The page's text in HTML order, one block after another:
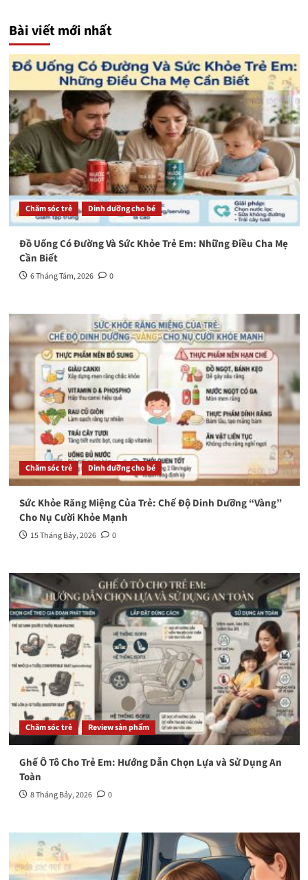
Bài viết mới nhất
Chăm sóc trẻ Dinh dưỡng cho bé
Đồ Uống Có Đường Và Sức Khỏe Trẻ Em: Những Điều Cha Mẹ
Cần Biết
6 Tháng Tám, 2026 0
Chăm sóc trẻ Dinh dưỡng cho bé
Sức Khỏe Răng Miệng Của Trẻ: Chế Độ Dinh Dưỡng “Vàng”
Cho Nụ Cười Khỏe Mạnh
15 Tháng Bảy, 2026 0
Chăm sóc trẻ Review sản phẩm
Ghế Ô Tô Cho Trẻ Em: Hướng Dẫn Chọn Lựa và Sử Dụng An
Toàn
8 Tháng Bảy, 2026 0